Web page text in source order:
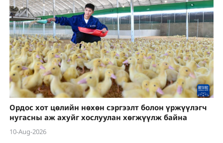
Ордос хот цөлийн нөхөн сэргээлт болон үржүүлэгч
нугасны аж ахуйг хослуулан хөгжүүлж байна
10-Aug-2026